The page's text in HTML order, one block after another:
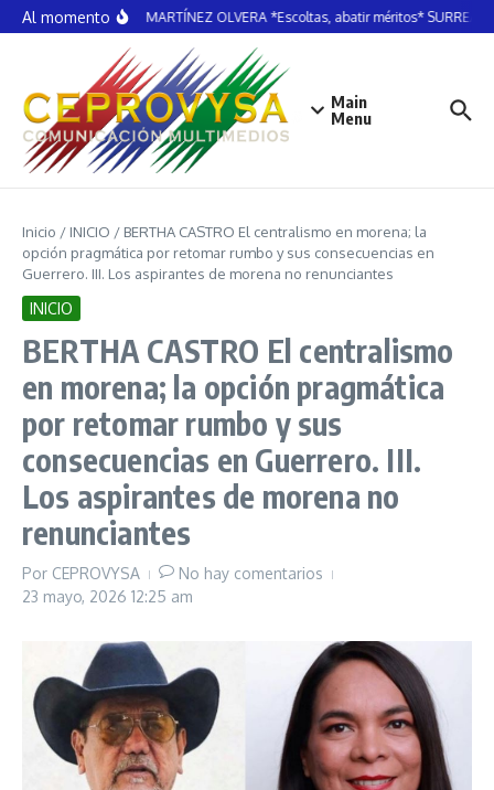
Saltar al contenido
Al momentoMARTÍN MARTÍNEZ OLVERA *Escoltas, abatir méritos*
Main
Menu
Inicio / INICIO / BERTHA CASTRO El centralismo en morena; la
opción pragmática por retomar rumbo y sus consecuencias en
Guerrero. III. Los aspirantes de morena no renunciantes
INICIO
BERTHA CASTRO El centralismo
en morena; la opción pragmática
por retomar rumbo y sus
consecuencias en Guerrero. III.
Los aspirantes de morena no
renunciantes
Por CEPROVYSA
No hay comentarios
23 mayo, 2026 12:25 am